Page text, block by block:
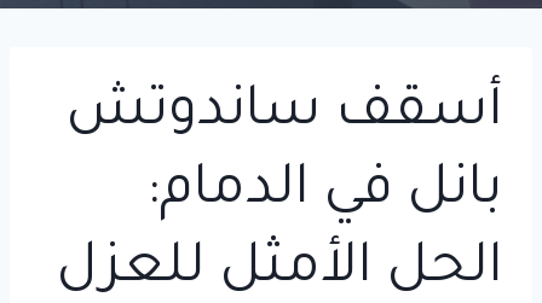
أسقف ساندوتش
بانل في الدمام:
الحل الأمثل للعزل